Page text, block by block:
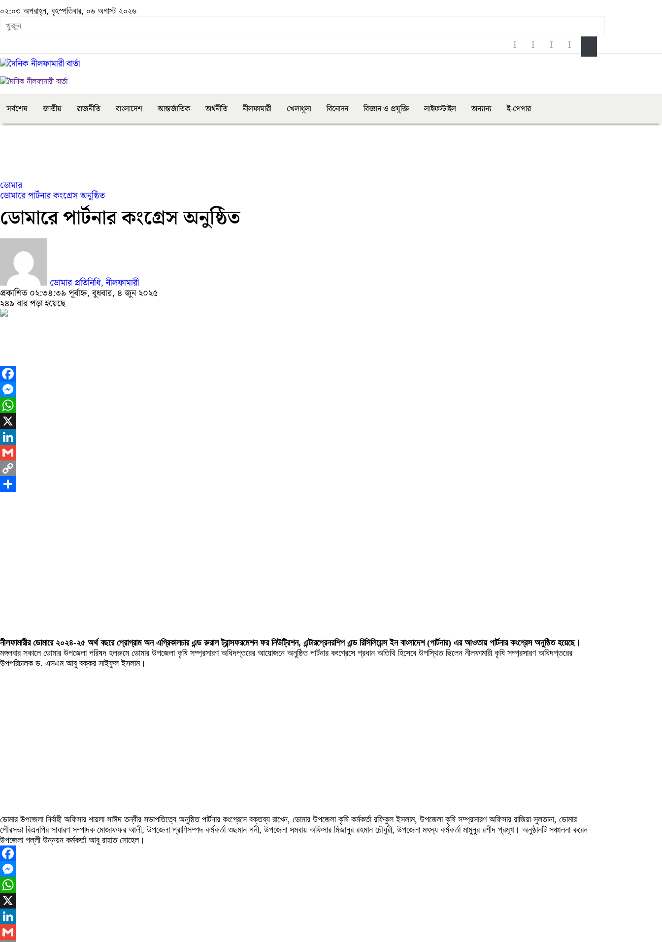
০২:০৩ অপরাহ্ন, বৃহস্পতিবার, ০৬ অগাস্ট ২০২৬
সর্বশেষ জাতীয় রাজনীতি বাংলাদেশ আন্তর্জাতিক অর্থনীতি নীলফামারী খেলাধুলা বিনোদন বিজ্ঞান ও প্রযুক্তি লাইফস্টাইল অন্যান্য ই-পেপার
ডোমার
ডোমারে পার্টনার কংগ্রেস অনুষ্ঠিত
ডোমারে পার্টনার কংগ্রেস অনুষ্ঠিত
ডোমার প্রতিনিধি, নীলফামারী
প্রকাশিত ০২:৩৪:৩৯ পূর্বাহ্ন, বুধবার, ৪ জুন ২০২৫
২৪৯ বার পড়া হয়েছে
Facebook
Messenger
WhatsApp
X
LinkedIn
Gmail
Copy
নীলফামারীর ডোমারে ২০২৪-২৫ অর্থ বছরে প্রোগ্রাম অন এগ্রিকালচার এন্ড রুরাল ট্রান্সফরমেশন ফর নিউট্রিশন, এন্টারপ্রেনরশিপ এন্ড রিসিলিয়েন্স ইন বাংলাদেশ (পার্টনার) এর আওতায় পার্টনার কংগ্রেস অনুষ্ঠিত হয়েছে।
মঙ্গলবার সকালে ডোমার উপজেলা পরিষদ হলরুমে ডোমার উপজেলা কৃষি সম্প্রসারণ অধিদপ্তরের আয়োজনে অনুষ্ঠিত পার্টনার কংগ্রেসে প্রধান অতিথি হিসেবে উপস্থিত ছিলেন নীলফামারী কৃষি সম্প্রসারণ অধিদপ্তরের
উপপরিচালক ড. এসএম আবু বক্কর সাইফুল ইসলাম।
ডোমার উপজেলা নির্বাহী অফিসার শায়লা সাঈদ তন্বীর সভাপতিত্বে অনুষ্ঠিত পার্টনার কংগ্রেসে বক্তব্য রাখেন, ডোমার উপজেলা কৃষি কর্মকর্তা রফিকুল ইসলাম, উপজেলা কৃষি সম্প্রসারণ অফিসার রাজিয়া সুলতানা, ডোমার
পৌরসভা বিএনপির সাধারণ সম্পাদক মোজাফফর আলী, উপজেলা প্রাণিসম্পদ কর্মকর্তা ওছমান গনী, উপজেলা সমবায় অফিসার মিজানুর রহমান চৌধুরী, উপজেলা মৎস্য কর্মকর্তা মামুনুর রশীদ প্রমূখ। অনুষ্ঠানটি সঞ্চালনা করেন
উপজেলা পল্লী উন্নয়ন কর্মকর্তা আবু রাহাত সোহেল।
Facebook
Messenger
WhatsApp
X
LinkedIn